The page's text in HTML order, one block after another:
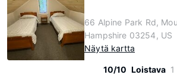
66 Alpine Park Rd,
Hampshire 03254, US
Näytä kartta
10/10 Loistava